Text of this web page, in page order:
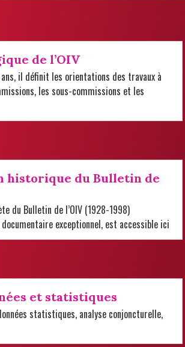
de l’OIV
il définit les orientations des travaux à
les sous-commissions et les
historique du Bulletin de
du Bulletin de l’OIV (1928-1998)
exceptionnel, est accessible ici
et statistiques
statistiques, analyse conjoncturelle,